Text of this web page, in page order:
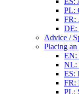
PL:
FR:
DE:
Advice /
Placing an
EN:
NL:
ES:
FR:
PL: